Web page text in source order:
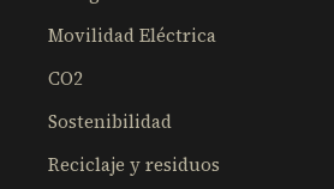
Movilidad Eléctrica
CO2
Sostenibilidad
Reciclaje y residuos